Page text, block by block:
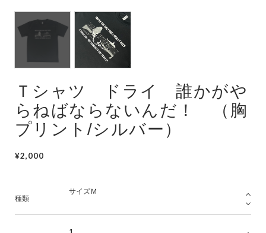
Ｔシャツ ドライ 誰かがや
らねばならないんだ！ （胸
プリント/シルバー）
¥2,000
種類